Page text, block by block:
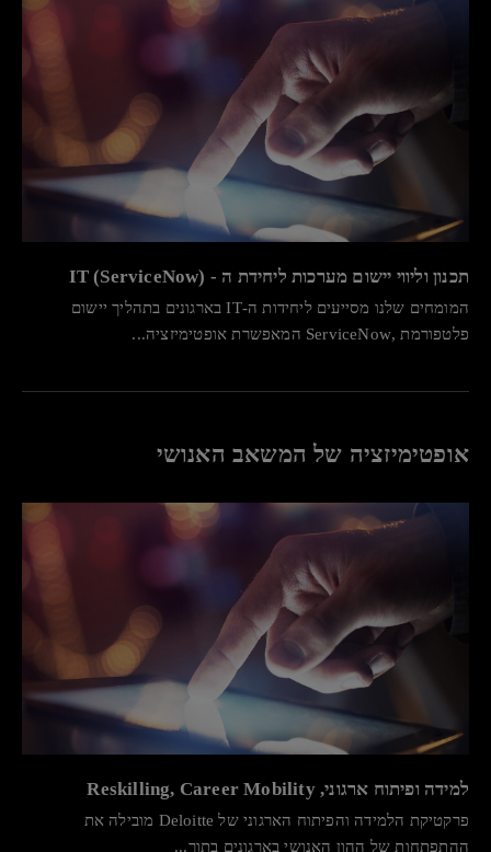
תכנון וליווי יישום מערכות ליחידת ה - IT (ServiceNow)
המומחים שלנו מסייעים ליחידות ה-IT בארגונים בתהליך יישום
פלטפורמת ,ServiceNow המאפשרת אופטימיזציה...
אופטימיזציה של המשאב האנושי
למידה ופיתוח ארגוני, Reskilling, Career Mobility
פרקטיקת הלמידה והפיתוח הארגוני של Deloitte מובילה את
ההתפתחות של ההון האנושי בארגונים בתוך...